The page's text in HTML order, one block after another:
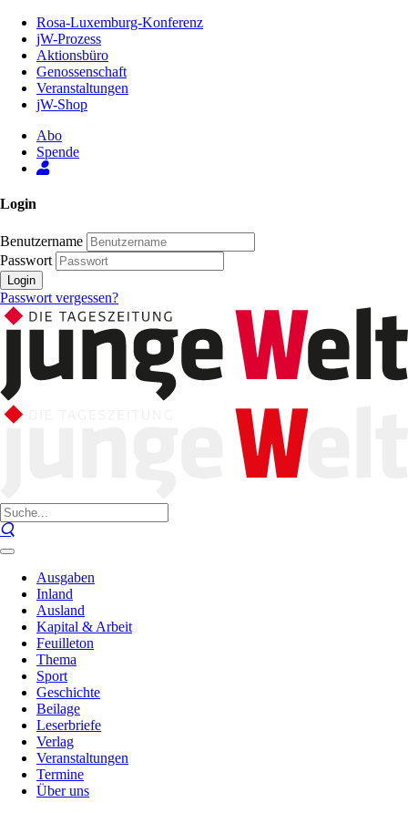
Inhalt
Seite
Rosa-Luxemburg-Konferenz
jW-Prozess
Aktionsbüro
Genossenschaft
Veranstaltungen
jW-Shop
Abo
Spende
Login
Benutzername
Passwort
Login
Passwort vergessen?
Ausgaben
Inland
Ausland
Kapital & Arbeit
Feuilleton
Thema
Sport
Geschichte
Beilage
Leserbriefe
Verlag
Veranstaltungen
Termine
Über uns